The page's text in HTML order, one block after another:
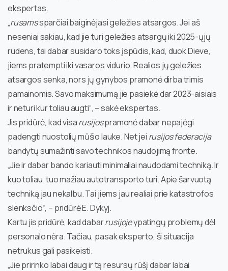
ekspertas.
„rusamssparčiai baiginėjasi geležies atsargos. Jei aš
neseniai sakiau, kad jie turi geležies atsargų iki 2025-ųjų
rudens, tai dabar susidaro toks įspūdis, kad, duok Dieve,
jiems pratempti iki vasaros vidurio. Realios jų geležies
atsargos senka, nors jų gynybos pramonė dirba trimis
pamainomis. Savo maksimumą jie pasiekė dar 2023-aisiais
ir neturi kur toliau augti“, – sakė ekspertas.
Jis pridūrė, kad visarusijospramonė dabar nepajėgi
padengti nuostolių mūšio lauke. Net jei rusijos federacija
bandytų sumažinti savo technikos naudojimą fronte.
„Jie ir dabar bando kariauti minimaliai naudodami techniką. Ir
kuo toliau, tuo mažiau autotransporto turi. Apie šarvuotą
techniką jau nekalbu. Tai jiems jau realiai prie katastrofos
slenksčio“, – pridūrė E. Dykyj.
Kartu jis pridūrė, kad dabarrusijojeypatingų problemų dėl
personalo nėra. Tačiau, pasak eksperto, ši situacija
netrukus gali pasikeisti.
„Jie pririnko labai daug ir tą resursų rūšį dabar labai